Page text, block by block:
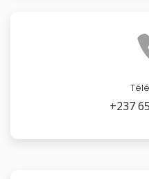
+237